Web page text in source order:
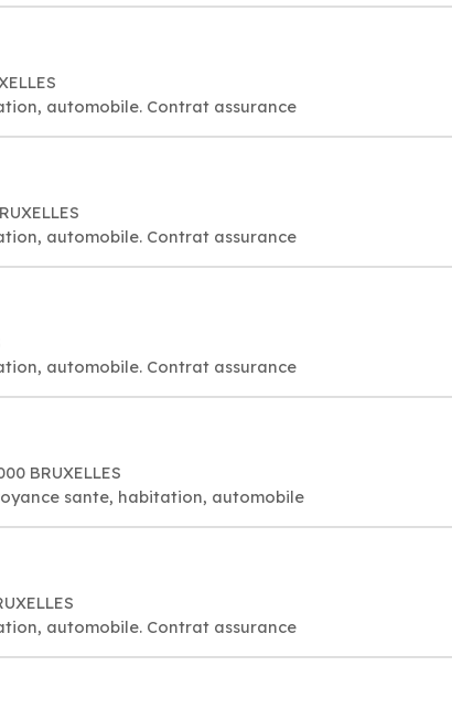
automobile. Contrat assurance
automobile. Contrat assurance
automobile. Contrat assurance
BRUXELLES
sante, habitation, automobile
automobile. Contrat assurance